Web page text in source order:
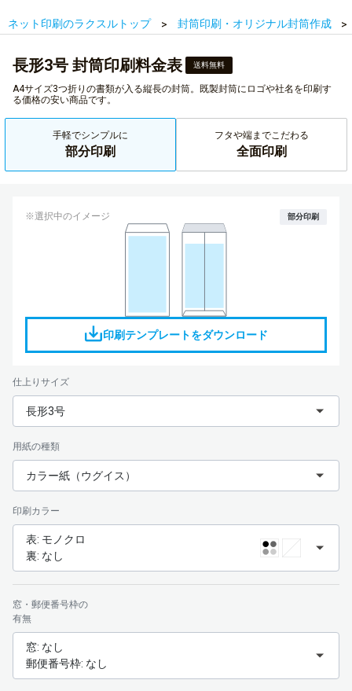
ネット印刷のラクスルトップ 封筒印刷・オリジナル封筒作成
長形3号 封筒印刷料金表 送料無料
A4サイズ3つ折りの書類が入る縦長の封筒。既製封筒にロゴや社名を印刷す
る価格の安い商品です。
手軽でシンプルに
部分印刷
フタや端までこだわる
全面印刷
※選択中のイメージ
印刷テンプレートをダウンロード
部分印刷
仕上りサイズ
長形3号
用紙の種類
カラー紙（ウグイス）
印刷カラー
表: モノクロ
裏: なし
窓・郵便番号枠の
有無
窓: なし
郵便番号枠: なし